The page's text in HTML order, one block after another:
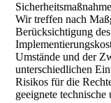
Wir treffen nach
Berücksichtigung
Umstände und der
unterschiedlichen
Risikos für die
geeignete